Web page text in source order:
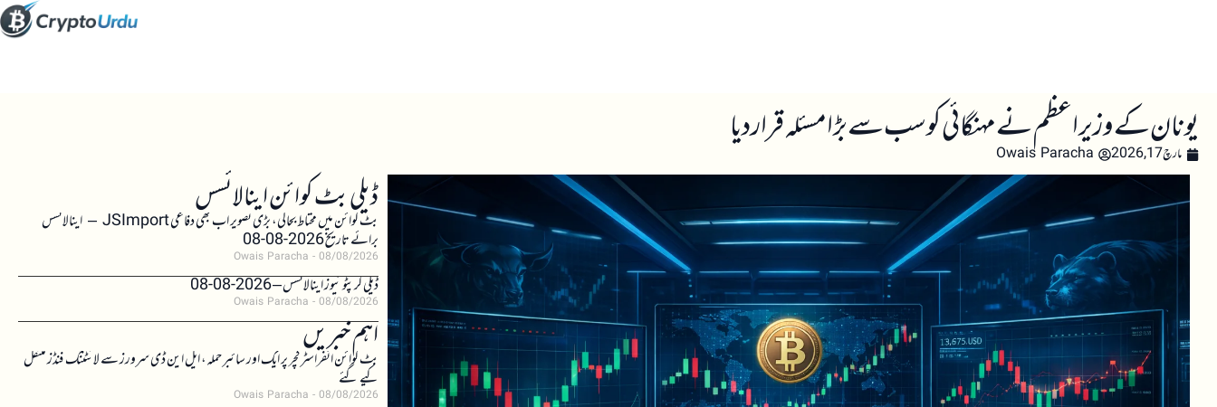
یونان کے وزیر اعظم نے مہنگائی کو سب سے بڑا مسئلہ قرار دیا
مارچ 17, 2026 Owais Paracha
ڈیلی بٹ کوائن اینالائسس بٹ کوائن میں محتاط بحالی، بڑی تصویر اب بھی دفاعی JSImport – اینالائسس
برائے تاریخ 2026-08-08
Owais Paracha 08/08/2026
ڈیلی کرپٹو نیوز اینالائسس – 2026-08-08
Owais Paracha 08/08/2026
اہم خبریں
بٹ کوائن انفراسٹرکچر پر ایک اور سائبر حملہ، ایل این ڈی سرورز سے لائٹننگ فنڈز منتقل
کیے گئے
Owais Paracha 08/08/2026